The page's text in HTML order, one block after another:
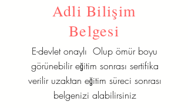
Adli Bilişim
Belgesi
E-devlet onaylı Olup ömür boyu
görünebilir eğitim sonrası sertifika
verilir uzaktan eğitim süreci sonrası
belgenizi alabilirsiniz